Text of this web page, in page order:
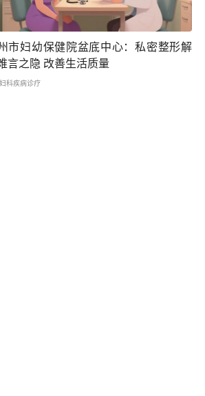
市妇幼保健院盆底中心：私密整形解
言之隐 改善生活质量
科疾病诊疗